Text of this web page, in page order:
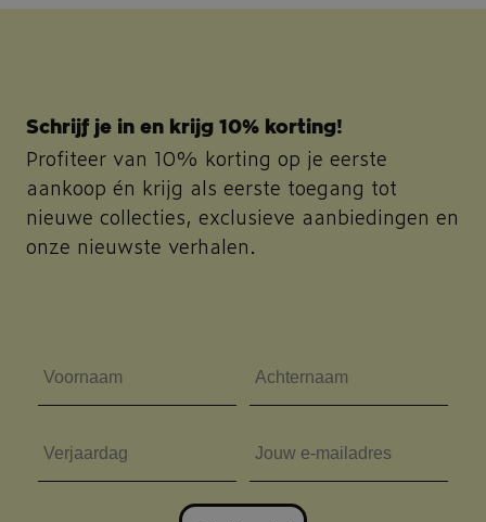
Schrijf je in en krijg 10% korting!
Profiteer van 10% korting op je eerste
aankoop én krijg als eerste toegang tot
nieuwe collecties, exclusieve aanbiedingen en
onze nieuwste verhalen.